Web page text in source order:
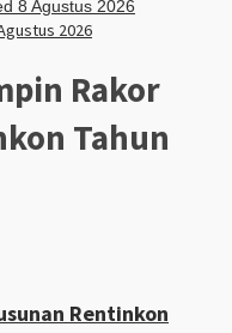
2026
Rakor
Tahun
Rentinkon